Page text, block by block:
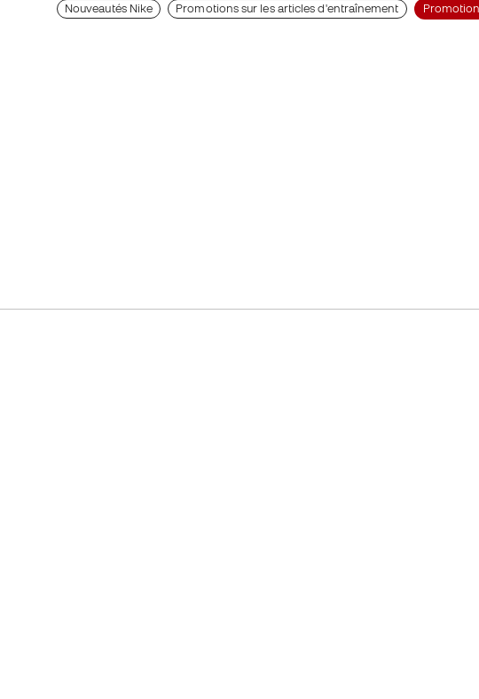
Nouveautés Nike Promotions sur les articles d'entraînement Promotion